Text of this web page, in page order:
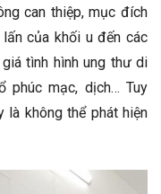
can thiệp, mục đích
của khối u đến các
tình hình ung thư di
phúc mạc, dịch… Tuy
là không thể phát hiện